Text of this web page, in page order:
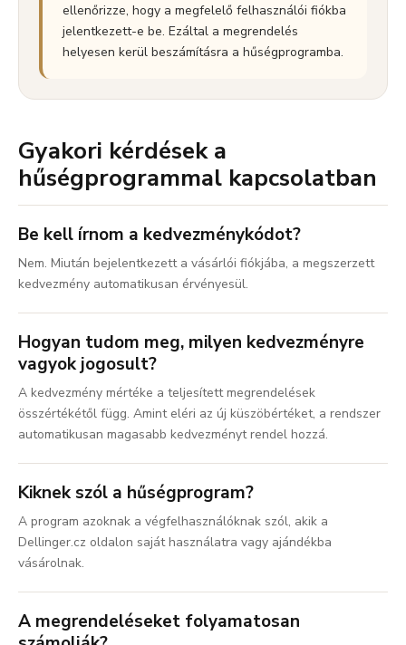
ellenőrizze, hogy a megfelelő felhasználói fiókba
jelentkezett-e be. Ezáltal a megrendelés
helyesen kerül beszámításra a hűségprogramba.
Gyakori kérdések a
hűségprogrammal kapcsolatban
Be kell írnom a kedvezménykódot?
Nem. Miután bejelentkezett a vásárlói fiókjába, a megszerzett
kedvezmény automatikusan érvényesül.
Hogyan tudom meg, milyen kedvezményre
vagyok jogosult?
A kedvezmény mértéke a teljesített megrendelések
összértékétől függ. Amint eléri az új küszöbértéket, a rendszer
automatikusan magasabb kedvezményt rendel hozzá.
Kiknek szól a hűségprogram?
A program azoknak a végfelhasználóknak szól, akik a
Dellinger.cz oldalon saját használatra vagy ajándékba
vásárolnak.
A megrendeléseket folyamatosan